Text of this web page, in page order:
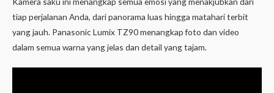
tiap perjalanan Anda, dari panorama luas hingga matahari terbit
yang jauh. Panasonic Lumix TZ90 menangkap foto dan video
dalam semua warna yang jelas dan detail yang tajam.